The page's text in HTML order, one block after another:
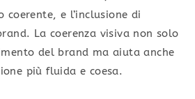
e l’inclusione di
La coerenza visiva non solo
del brand ma aiuta anche
più fluida e coesa.